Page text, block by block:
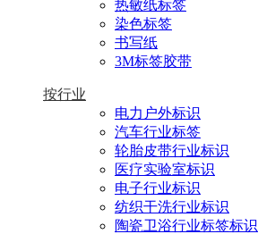
热敏纸标签
染色标签
书写纸
3M标签胶带
按行业
电力户外标识
汽车行业标签
轮胎皮带行业标识
医疗实验室标识
电子行业标识
纺织干洗行业标识
陶瓷卫浴行业标签标识